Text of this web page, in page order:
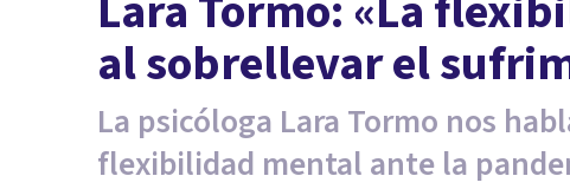
al sobrellevar el
La psicóloga Lara Tormo nos
flexibilidad mental ante la